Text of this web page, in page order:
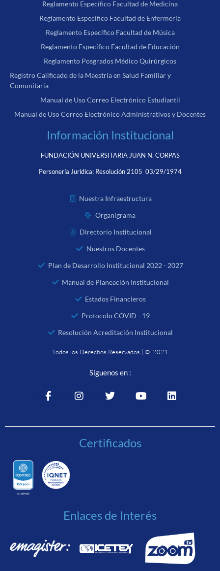
Reglamento Específico Facultad de Medicina
Reglamento Específico Facultad de Enfermería
Reglamento Específico Facultad de Música
Reglamento Específico Facultad de Educación
Reglamento Posgrados Médico Quirúrgicos
Registro Calificado de la Maestría en Salud Familiar y
Comunitaria
Manual de Uso Correo Electrónico Estudiantil
Manual de Uso Correo Electrónico Administrativos y Docentes
Información Institucional
FUNDACIÓN UNIVERSITARIA JUAN N. CORPAS
Personería Jurídica: Resolución 2105 03/29/1974
Nuestra Infraestructura
Organigrama
Directorio Institucional
Nuestros Docentes
Plan de Desarrollo Institucional 2022 - 2027
Manual de Planeación Institucional
Estados Financieros
Protocolo COVID - 19
Resolución Acreditación Institucional
Todos los Derechos Reservados | © 2021
Síguenos en :
Certificados
Enlaces de Interés